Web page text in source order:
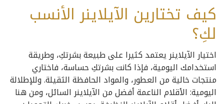
كيف تختارين الآيلاينر الأنسب
لكِ؟
اختيار الآيلاينر يعتمد كثيرا على طبيعة بشرتكِ، وطريقة
استخدامك اليومية، فإذا كانت بشرتكِ حساسة، فاختاري
منتجات خالية من العطور، والمواد الحافظة الثقيلة. وللإطلالة
اليومية: الأقلام الناعمة أفضل من الآيلاينر السائل، ومن هنا